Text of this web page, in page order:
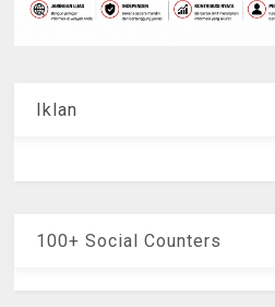
Iklan
100+ Social Counters